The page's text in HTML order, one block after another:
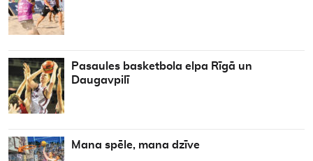
Pasaules basketbola elpa Rīgā un
Daugavpilī
Mana spēle, mana dzīve